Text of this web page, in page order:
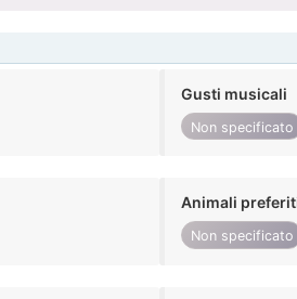
Gusti musicali
Non specificato
Animali
Non specificato